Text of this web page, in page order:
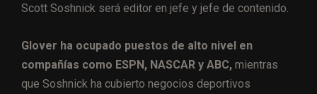
Scott Soshnick será editor en jefe y jefe de contenido.
Glover ha ocupado puestos de alto nivel en
compañías como ESPN, NASCAR y ABC, mientras
que Soshnick ha cubierto negocios deportivos